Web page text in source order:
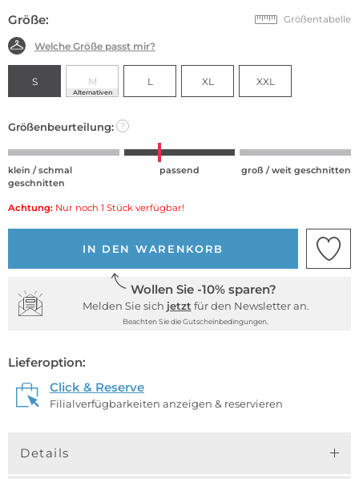
Größe: Größentabelle
Welche Größe passt mir?
S M
Alternativen
L XL XXL
Größenbeurteilung: ?
klein / schmal
geschnitten
passend groß / weit geschnitten
Achtung: Nur noch 1 Stück verfügbar!
IN DEN WARENKORB
Wollen Sie -10% sparen?
Melden Sie sich jetzt für den Newsletter an.
Beachten Sie die Gutscheinbedingungen.
Lieferoption:
Click & Reserve
Filialverfügbarkeiten anzeigen & reservieren
Details